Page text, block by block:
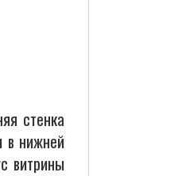
стенка
в нижней
витрины